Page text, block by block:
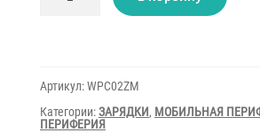
Vertical
Артикул:WPC02ZM
Категории:ЗАРЯДКИ, МОБИЛЬНАЯ
ПЕРИФЕРИЯ